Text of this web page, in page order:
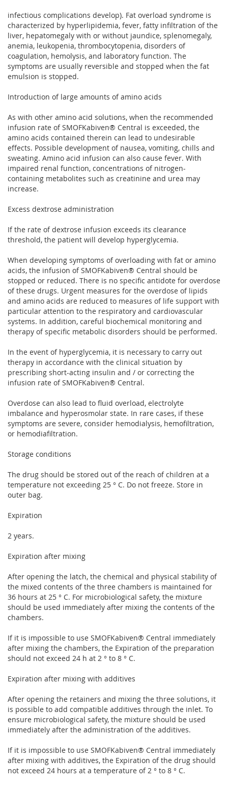
infectious complications develop). Fat overload syndrome is
characterized by hyperlipidemia, fever, fatty infiltration of the
liver, hepatomegaly with or without jaundice, splenomegaly,
anemia, leukopenia, thrombocytopenia, disorders of
coagulation, hemolysis, and laboratory function. The
symptoms are usually reversible and stopped when the fat
emulsion is stopped.
Introduction of large amounts of amino acids
As with other amino acid solutions, when the recommended
infusion rate of SMOFKabiven® Central is exceeded, the
amino acids contained therein can lead to undesirable
effects. Possible development of nausea, vomiting, chills and
sweating. Amino acid infusion can also cause fever. With
impaired renal function, concentrations of nitrogen-
containing metabolites such as creatinine and urea may
increase.
Excess dextrose administration
If the rate of dextrose infusion exceeds its clearance
threshold, the patient will develop hyperglycemia.
When developing symptoms of overloading with fat or amino
acids, the infusion of SMOFKabiven® Central should be
stopped or reduced. There is no specific antidote for overdose
of these drugs. Urgent measures for the overdose of lipids
and amino acids are reduced to measures of life support with
particular attention to the respiratory and cardiovascular
systems. In addition, careful biochemical monitoring and
therapy of specific metabolic disorders should be performed.
In the event of hyperglycemia, it is necessary to carry out
therapy in accordance with the clinical situation by
prescribing short-acting insulin and / or correcting the
infusion rate of SMOFKabiven® Central.
Overdose can also lead to fluid overload, electrolyte
imbalance and hyperosmolar state. In rare cases, if these
symptoms are severe, consider hemodialysis, hemofiltration,
or hemodiafiltration.
Storage conditions
The drug should be stored out of the reach of children at a
temperature not exceeding 25 ° C. Do not freeze. Store in
outer bag.
Expiration
2 years.
Expiration after mixing
After opening the latch, the chemical and physical stability of
the mixed contents of the three chambers is maintained for
36 hours at 25 ° C. For microbiological safety, the mixture
should be used immediately after mixing the contents of the
chambers.
If it is impossible to use SMOFKabiven® Central immediately
after mixing the chambers, the Expiration of the preparation
should not exceed 24 h at 2 ° to 8 ° C.
Expiration after mixing with additives
After opening the retainers and mixing the three solutions, it
is possible to add compatible additives through the inlet. To
ensure microbiological safety, the mixture should be used
immediately after the administration of the additives.
If it is impossible to use SMOFKabiven® Central immediately
after mixing with additives, the Expiration of the drug should
not exceed 24 hours at a temperature of 2 ° to 8 ° C.